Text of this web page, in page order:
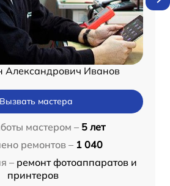
Александрович Иванов
Вызвать мастера
мастером – 5 лет
ремонтов – 1 040
– ремонт фотоаппаратов и
принтеров